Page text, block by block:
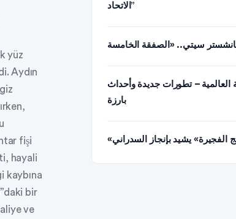
yüz
Aydın
fişi
hayali
kaybına
bir
ve
الاتحاد”
العالمية – تطورات جديدة وأحداث
بارزة
الفجيرة» يشيد بإنجاز السدراني